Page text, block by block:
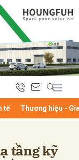
tế Thương hiệu -
tầng kỹ
Hủy